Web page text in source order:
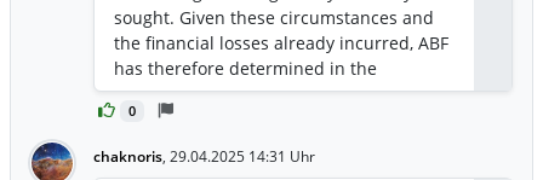
0
sought. Given these circumstances and
the financial losses already incurred, ABF
has therefore determined in the
interests of its shareholders that it
cannot continue to support Vivergo. ABF
immediately. Vivergo will have ceased all
chaknoris, 29.04.2025 14:31 Uhr